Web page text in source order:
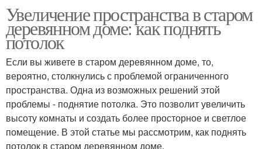
Увеличение пространства в старом
деревянном доме: как поднять
потолок
Если вы живете в старом деревянном доме, то,
вероятно, столкнулись с проблемой ограниченного
пространства. Одна из возможных решений этой
проблемы - поднятие потолка. Это позволит увеличить
высоту комнаты и создать более просторное и светлое
помещение. В этой статье мы рассмотрим, как поднять
потолок в старом деревянном доме.